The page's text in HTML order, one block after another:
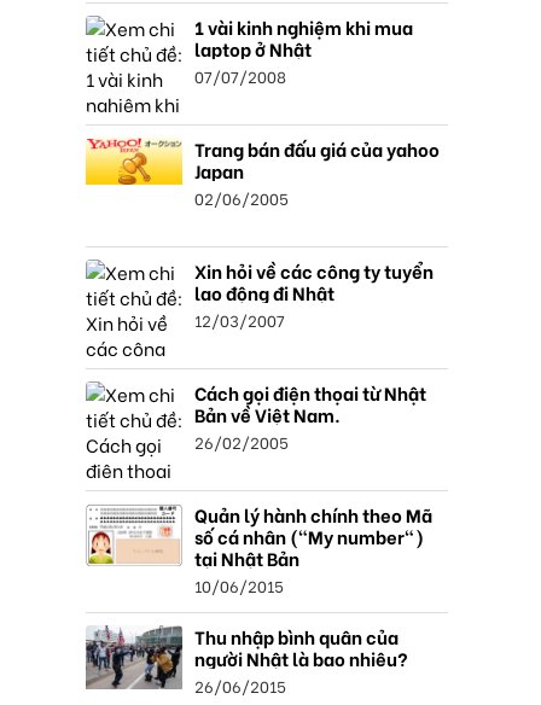
1 vài kinh nghiệm khi mua
laptop ở Nhật
07/07/2008
Trang bán đấu giá của yahoo
Japan
02/06/2005
Xin hỏi về các công ty tuyển
lao động đi Nhật
12/03/2007
Cách gọi điện thọai từ Nhật
Bản về Việt Nam.
26/02/2005
Quản lý hành chính theo Mã
số cá nhân ("My number")
tại Nhật Bản
10/06/2015
Thu nhập bình quân của
người Nhật là bao nhiêu?
26/06/2015